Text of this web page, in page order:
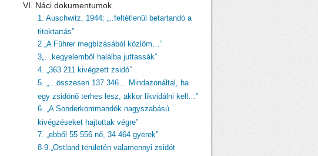
VI. Náci dokumentumok
1. Auschwitz, 1944: „..feltétlenül betartandó a
titoktartás”
2 „A Führer megbízásából közlöm…”
3„…kegyelemből halálba juttassák”
4. „363 211 kivégzett zsidó”
5. „…összesen 137 346… Mindazonáltal, ha
egy zsidónő terhes lesz, akkor likvidálni kell…”
6. „A Sonderkommandók nagyszabású
kivégzéseket hajtottak végre”
7. „ebből 55 556 nő, 34 464 gyerek”
8-9.„Ostland területén valamennyi zsidót